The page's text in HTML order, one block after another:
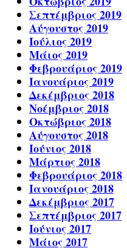
Σεπτέμβριος 2019
Αύγουστος 2019
Ιούλιος 2019
Μάιος 2019
Φεβρουάριος 2019
Ιανουάριος 2019
Δεκέμβριος 2018
Νοέμβριος 2018
Οκτώβριος 2018
Αύγουστος 2018
Ιούνιος 2018
Μάρτιος 2018
Φεβρουάριος 2018
Ιανουάριος 2018
Δεκέμβριος 2017
Σεπτέμβριος 2017
Ιούνιος 2017
Μάιος 2017